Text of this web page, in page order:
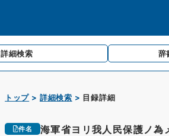
詳細検索 辞
トップ 詳細検索 目録詳細
件名 海軍省ヨリ我人民保護ノ